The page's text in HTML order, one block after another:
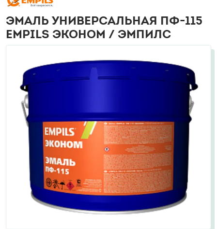
ЭМАЛЬ УНИВЕРСАЛЬНАЯ ПФ-115
EMPILS ЭКОНОМ / ЭМПИЛС